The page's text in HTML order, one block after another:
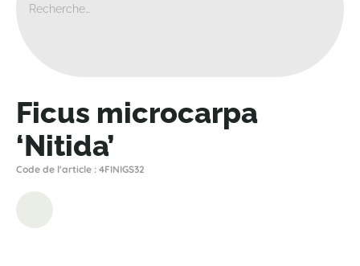
BACK
Ficus microcarpa
‘Nitida’
Code de l'article : 4FINIGS32